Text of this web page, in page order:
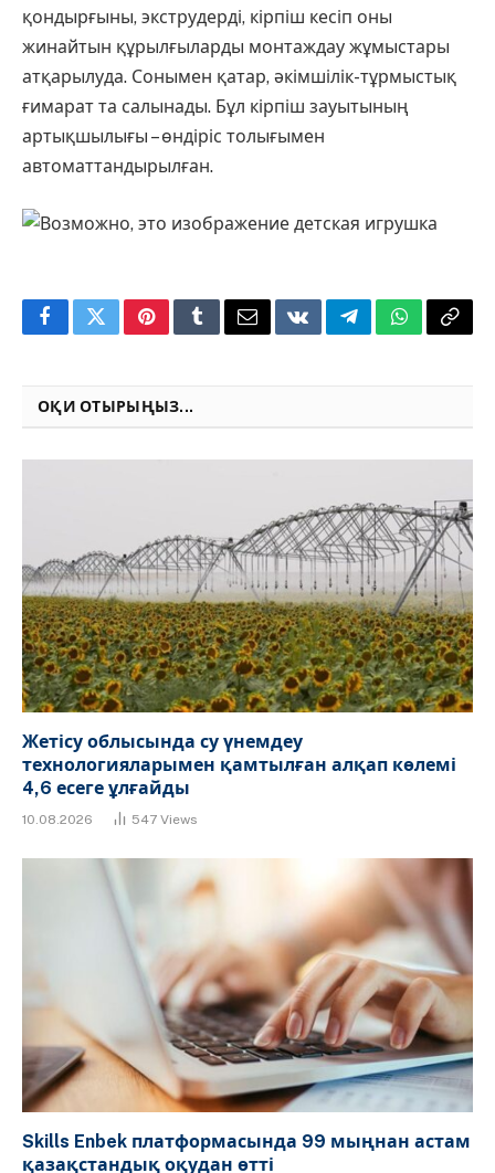
қондырғыны, экструдерді, кірпіш кесіп оны
жинайтын құрылғыларды монтаждау жұмыстары
атқарылуда. Сонымен қатар, әкімшілік-тұрмыстық
ғимарат та салынады. Бұл кірпіш зауытының
артықшылығы – өндіріс толығымен
автоматтандырылған.
FacebookTwitterPinterestTumblrEmailVKontakteTelegramWhatsApp
Copy
ОҚИ ОТЫРЫҢЫЗ...
Жетісу облысында су үнемдеу
технологияларымен қамтылған алқап көлемі
4,6 есеге ұлғайды
10.08.2026 547 Views
Skills Enbek платформасында 99 мыңнан астам
қазақстандық оқудан өтті